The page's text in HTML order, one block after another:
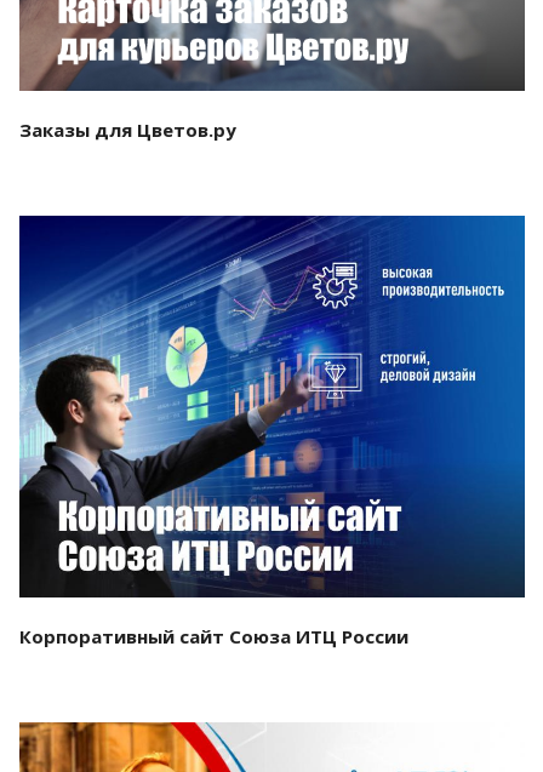
Заказы для Цветов.ру
Смотреть проект
Корпоративный сайт Союза ИТЦ России